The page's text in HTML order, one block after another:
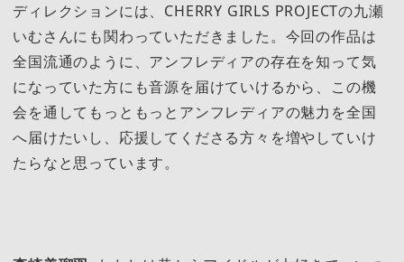
ディレクションには、CHERRY GIRLS PROJECTの九瀬
いむさんにも関わっていただきました。今回の作品は
全国流通のように、アンフレディアの存在を知って気
になっていた方にも音源を届けていけるから、この機
会を通してもっともっとアンフレディアの魅力を全国
へ届けたいし、応援してくださる方々を増やしていけ
たらなと思っています。